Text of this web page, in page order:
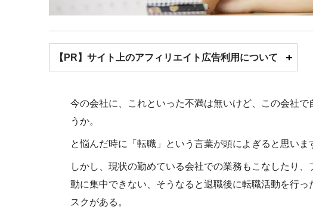
【PR】サイト上のアフィリエイト広告利用について
今の会社に、これといった不満は無いけど、この会社
うか。
と悩んだ時に「転職」という言葉が頭によぎると思いま
しかし、現状の勤めている会社での業務もこなしたり
動に集中できない、そうなると退職後に転職活動を行
スクがある。